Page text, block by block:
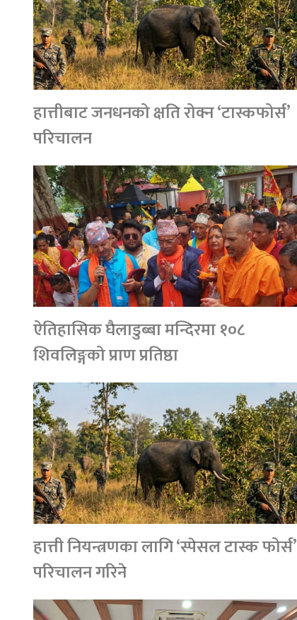
हात्तीबाट जनधनको क्षति रोक्न ‘टास्कफोर्स’
परिचालन
ऐतिहासिक घैलाडुब्बा मन्दिरमा १०८
शिवलिङ्गको प्राण प्रतिष्ठा
हात्ती नियन्त्रणका लागि ‘स्पेसल टास्क फोर्स’
परिचालन गरिने